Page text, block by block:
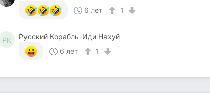
6 лет
1
РК
Русский Корабль-Иди Нахуй
6 лет
1